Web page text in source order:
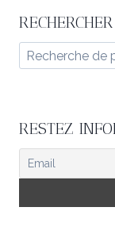
Recherche
pour :
RESTEZ